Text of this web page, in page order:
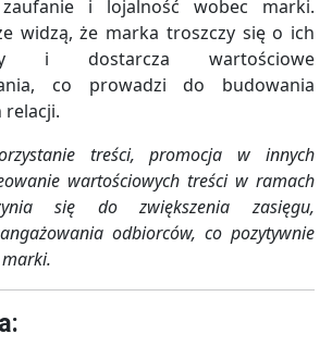
i lojalność wobec marki.
widzą, że marka troszczy się o ich
i dostarcza wartościowe
co prowadzi do budowania
relacji.
treści, promocja w innych
wartościowych treści w ramach
się do zwiększenia zasięgu,
odbiorców, co pozytywnie
marki.